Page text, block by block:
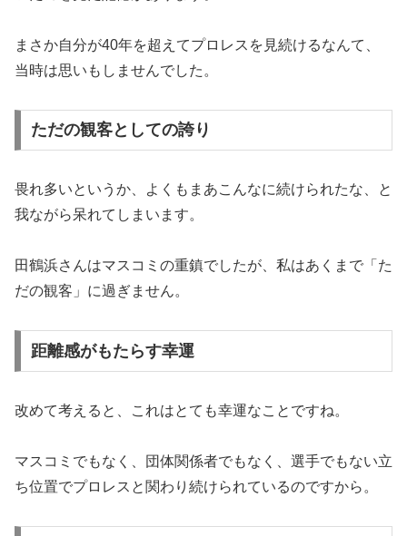
まさか自分が40年を超えてプロレスを見続けるなんて、
当時は思いもしませんでした。
ただの観客としての誇り
畏れ多いというか、よくもまあこんなに続けられたな、と
我ながら呆れてしまいます。
田鶴浜さんはマスコミの重鎮でしたが、私はあくまで「た
だの観客」に過ぎません。
距離感がもたらす幸運
改めて考えると、これはとても幸運なことですね。
マスコミでもなく、団体関係者でもなく、選手でもない立
ち位置でプロレスと関わり続けられているのですから。